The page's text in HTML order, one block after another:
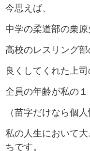
今思えば、
中学の柔道部の栗原
高校のレスリング部
良くしてくれた上
全員の年齢が私の１
（苗字だけなら個
私の人生において
ちです。